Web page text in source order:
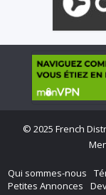
© 2025 French
Qui sommes-nous
Petites Annonces